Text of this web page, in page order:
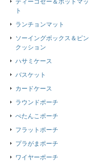
ティーコゼー＆ポットマッ
ト
ランチョンマット
ソーイングボックス＆ピン
クッション
ハサミケース
バスケット
カードケース
ラウンドポーチ
ぺたんこポーチ
フラットポーチ
プラがまポーチ
ワイヤーポーチ